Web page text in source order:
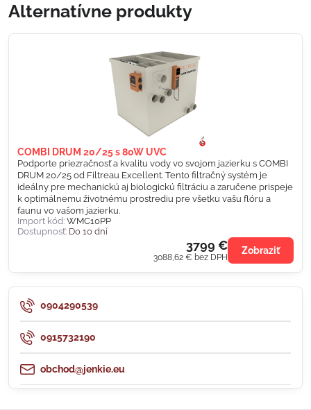
Alternatívne produkty
COMBI DRUM 20/25 s 80W UVC
Podporte priezračnosť a kvalitu vody vo svojom jazierku s COMBI
DRUM 20/25 od Filtreau Excellent. Tento filtračný systém je
ideálny pre mechanickú aj biologickú filtráciu a zaručene prispeje
k optimálnemu životnému prostrediu pre všetku vašu flóru a
faunu vo vašom jazierku.
Import kód: WMC10PP
Dostupnosť: Do 10 dní
3799 €
3088,62 € bez DPH
Zobraziť
0904290539
0915732190
obchod@jenkie.eu